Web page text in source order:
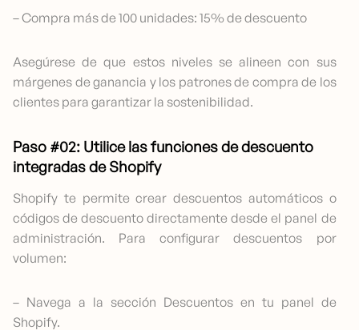
– Compra más de 100 unidades: 15% de descuento
Asegúrese de que estos niveles se alineen con sus
márgenes de ganancia y los patrones de compra de los
clientes para garantizar la sostenibilidad.
Paso #02: Utilice las funciones de descuento
integradas de Shopify
Shopify te permite crear descuentos automáticos o
códigos de descuento directamente desde el panel de
administración. Para configurar descuentos por
volumen:
– Navega a la sección Descuentos en tu panel de
Shopify.